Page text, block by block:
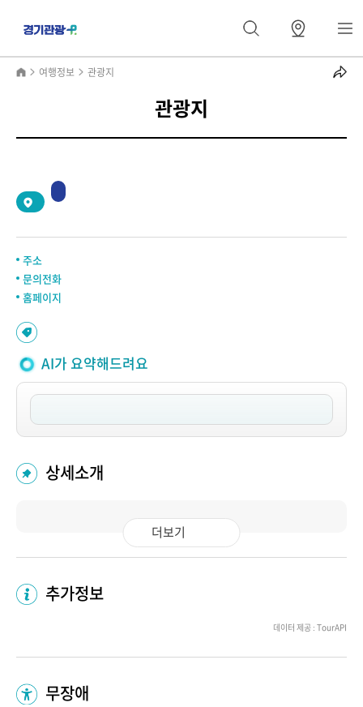
여행정보 관광지
관광지
주소
문의전화
홈페이지
AI가 요약해드려요
상세소개
더보기
추가정보
데이터 제공 : TourAPI
무장애